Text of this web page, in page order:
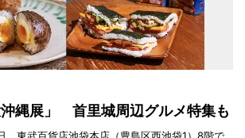
縄展」 首里城周辺グルメ特集も